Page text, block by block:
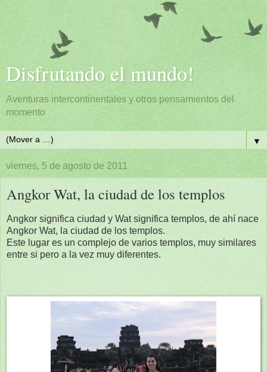
Disfrutando el mundo!
Aventuras intercontinentales y otros pensamientos del
momento
▼
viernes, 5 de agosto de 2011
Angkor Wat, la ciudad de los templos
Angkor significa ciudad y Wat significa templos, de ahí nace
Angkor Wat, la ciudad de los templos.
Este lugar es un complejo de varios templos, muy similares
entre si pero a la vez muy diferentes.